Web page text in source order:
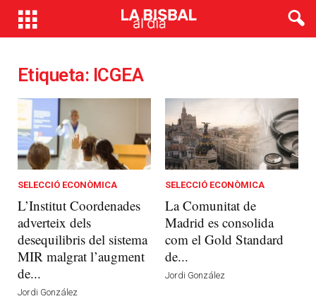
Etiqueta: ICGEA
SELECCIÓ ECONÒMICA
L’Institut Coordenades
adverteix dels
desequilibris del sistema
MIR malgrat l’augment
de...
Jordi González
SELECCIÓ ECONÒMICA
La Comunitat de
Madrid es consolida
com el Gold Standard
de...
Jordi González